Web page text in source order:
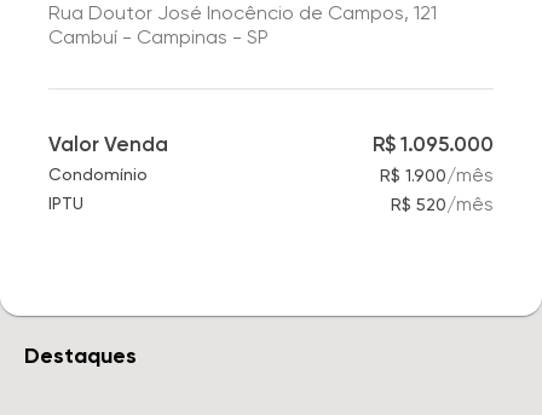
Rua Doutor José Inocêncio de Campos, 121
Cambuí - Campinas - SP
Valor Venda R$ 1.095.000
Condomínio R$ 1.900/mês
IPTU R$ 520/mês
Destaques